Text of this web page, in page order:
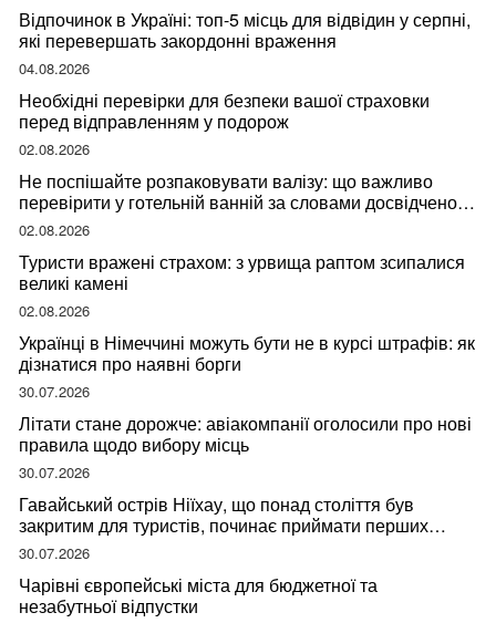
Відпочинок в Україні: топ-5 місць для відвідин у серпні,
які перевершать закордонні враження
04.08.2026
Необхідні перевірки для безпеки вашої страховки
перед відправленням у подорож
02.08.2026
Не поспішайте розпаковувати валізу: що важливо
перевірити у готельній ванній за словами досвідченої
мандрівниці
02.08.2026
Туристи вражені страхом: з урвища раптом зсипалися
великі камені
02.08.2026
Українці в Німеччині можуть бути не в курсі штрафів: як
дізнатися про наявні борги
30.07.2026
Літати стане дорожче: авіакомпанії оголосили про нові
правила щодо вибору місць
30.07.2026
Гавайський острів Ніїхау, що понад століття був
закритим для туристів, починає приймати перших
відвідувачів
30.07.2026
Чарівні європейські міста для бюджетної та
незабутньої відпустки